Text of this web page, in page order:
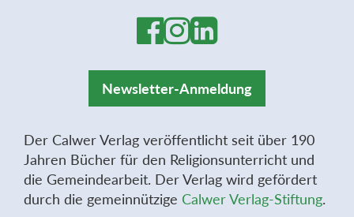
Newsletter-Anmeldung
Der Calwer Verlag veröffentlicht seit über 190
Jahren Bücher für den Religionsunterricht und
die Gemeindearbeit. Der Verlag wird gefördert
durch die gemeinnützige Calwer Verlag-Stiftung.